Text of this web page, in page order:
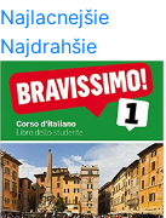
Najlacnejšie
Najdrahšie